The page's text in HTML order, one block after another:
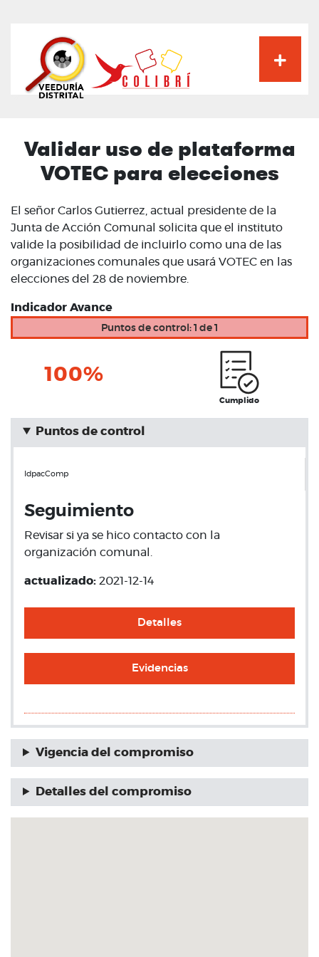
principal
Validar uso de plataforma
VOTEC para elecciones
El señor Carlos Gutierrez, actual presidente de la
Junta de Acción Comunal solicita que el instituto
valide la posibilidad de incluirlo como una de las
organizaciones comunales que usará VOTEC en las
elecciones del 28 de noviembre.
Indicador Avance
Puntos de control: 1 de 1
100%
Cumplido
Puntos de control
IdpacComp
Seguimiento
Revisar si ya se hico contacto con la
organización comunal.
actualizado: 2021-12-14
Detalles
Evidencias
Vigencia del compromiso
Detalles del compromiso